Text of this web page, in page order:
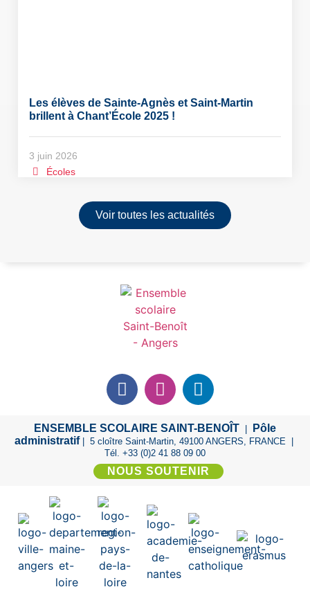
Les élèves de Sainte-Agnès et Saint-Martin
brillent à Chant’École 2025 !
3 juin 2026
Écoles
Voir toutes les actualités
ENSEMBLE SCOLAIRE SAINT-BENOÎT
Pôle
administratif
| 5 cloître Saint-Martin, 49100 ANGERS, FRANCE |
Tél. +33 (0)2 41 88 09 00
NOUS SOUTENIR